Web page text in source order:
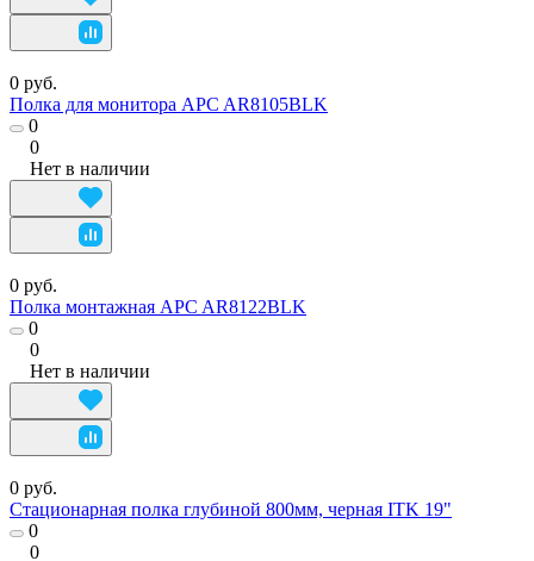
0 руб.
Полка для монитора APC AR8105BLK
0
0
Нет в наличии
0 руб.
Полка монтажная APC AR8122BLK
0
0
Нет в наличии
0 руб.
Стационарная полка глубиной 800мм, черная ITK 19"
0
0